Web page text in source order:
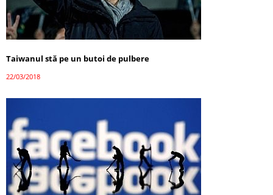
Taiwanul stă pe un butoi de pulbere
22/03/2018